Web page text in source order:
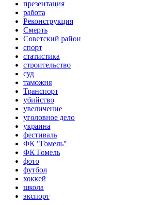
презентация
работа
Реконструкция
Смерть
Советский район
спорт
статистика
строительство
суд
таможня
Транспорт
убийство
увеличение
уголовное дело
украина
фестиваль
ФК "Гомель"
ФК Гомель
фото
футбол
хоккей
школа
экспорт